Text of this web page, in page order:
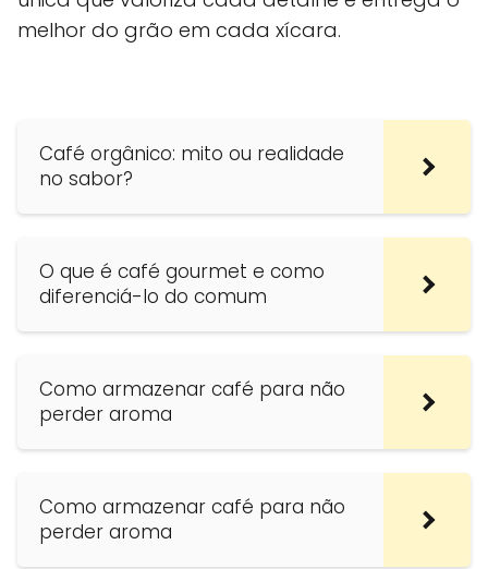
melhor do grão em cada xícara.
Café orgânico: mito ou realidade
no sabor?
O que é café gourmet e como
diferenciá-lo do comum
Como armazenar café para não
perder aroma
Como armazenar café para não
perder aroma